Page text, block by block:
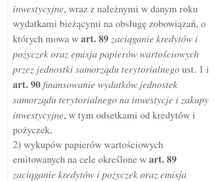
inwestycyjne, wraz z należnymi w danym roku
wydatkami bieżącymi na obsługę zobowiązań, o
których mowa wart. 89 zaciąganie kredytów i
pożyczek oraz emisja papierów wartościowych
przez jednostki samorządu terytorialnegoust. 1 i
art. 90 finansowanie wydatków jednostek
samorządu terytorialnego na inwestycje i zakupy
inwestycyjne, w tym odsetkami od kredytów i
pożyczek,
2) wykupów papierów wartościowych
emitowanych na cele określone wart. 89
zaciąganie kredytów i pożyczek oraz emisja